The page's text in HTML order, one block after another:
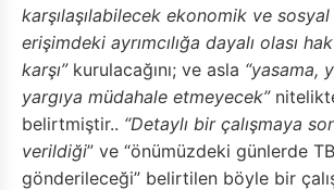
karşılaşılabilecek ekonomik ve
erişimdeki ayrımcılığa dayalı olası
karşı”kurulacağını; ve asla “yasama,
yargıya müdahale etmeyecek”
belirtmiştir.. “Detaylı bir çalışmaya
verildiği” ve “önümüzdeki günlerde
gönderileceği” belirtilen böyle bir